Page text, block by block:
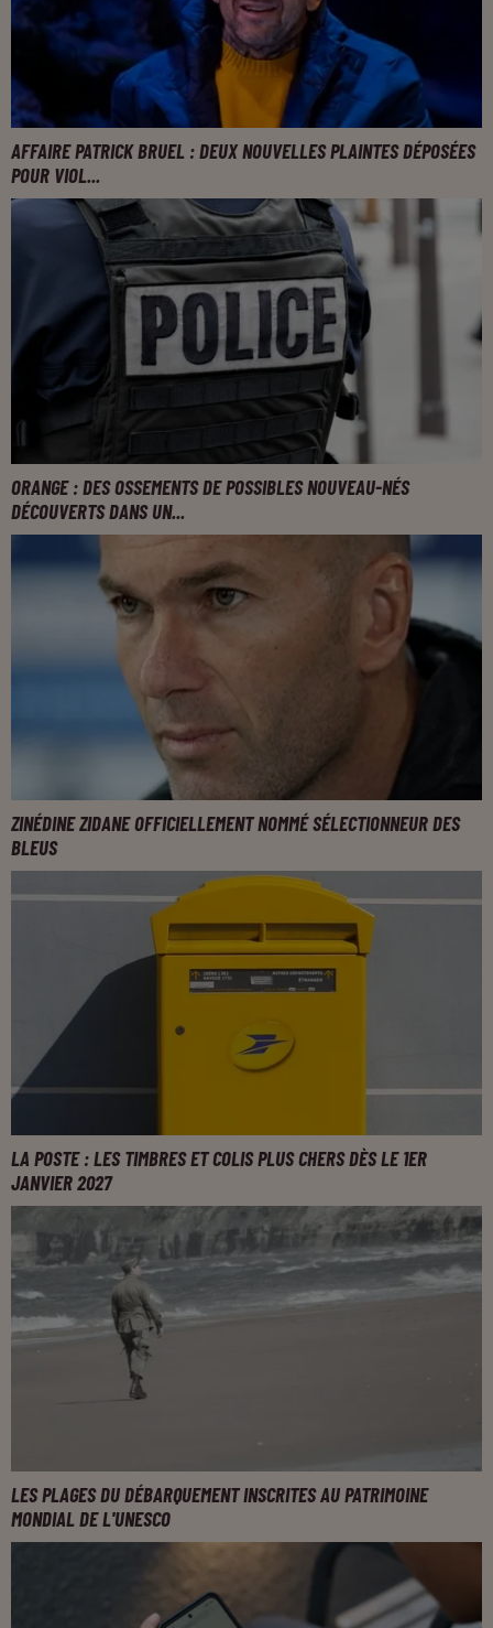
AFFAIRE PATRICK BRUEL : DEUX NOUVELLES PLAINTES DÉPOSÉES
POUR VIOL...
ORANGE : DES OSSEMENTS DE POSSIBLES NOUVEAU-NÉS
DÉCOUVERTS DANS UN...
ZINÉDINE ZIDANE OFFICIELLEMENT NOMMÉ SÉLECTIONNEUR DES
BLEUS
LA POSTE : LES TIMBRES ET COLIS PLUS CHERS DÈS LE 1ER
JANVIER 2027
LES PLAGES DU DÉBARQUEMENT INSCRITES AU PATRIMOINE
MONDIAL DE L'UNESCO